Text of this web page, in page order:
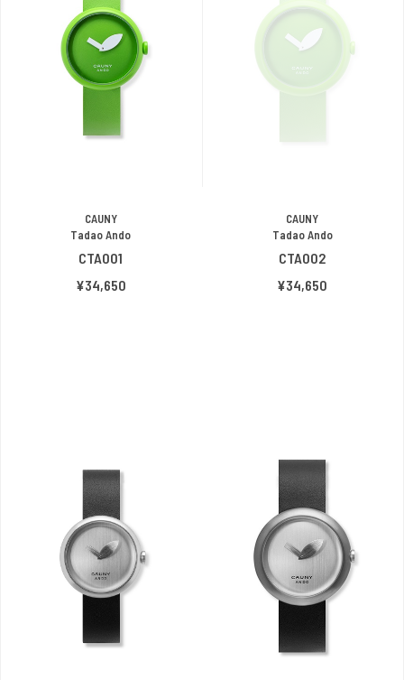
CAUNY
Tadao Ando
CTA001
¥34,650
CAUNY
Tadao Ando
CTA002
¥34,650